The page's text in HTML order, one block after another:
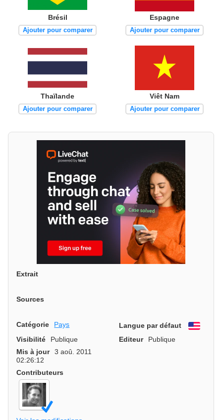
Brésil
Ajouter pour comparer
Espagne
Ajouter pour comparer
Thaïlande
Ajouter pour comparer
Viêt Nam
Ajouter pour comparer
Extrait
Sources
Catégorie Pays Langue par défaut
Visibilité
Publique Editeur
Publique
Mis à jour
3 aoû. 2011
02:26:12
Contributeurs